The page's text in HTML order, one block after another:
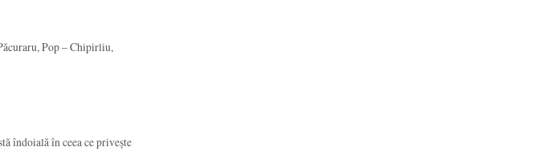
Pop – Chipirliu,
îndoială în ceea ce privește